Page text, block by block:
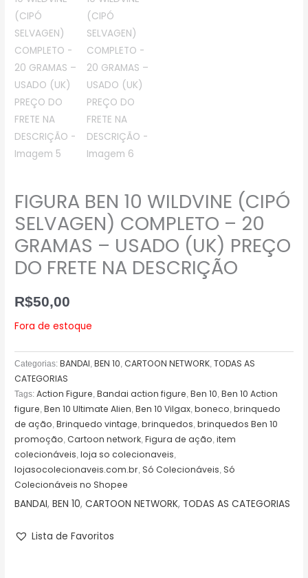
FIGURA BEN 10 WILDVINE (CIPÓ
SELVAGEN) COMPLETO – 20
GRAMAS – USADO (UK) PREÇO
DO FRETE NA DESCRIÇÃO
R$50,00
Fora de estoque
Categorias: BANDAI, BEN 10,CARTOON NETWORK,TODAS AS
CATEGORIAS
Tags:Action Figure, Bandai action figure, Ben 10, Ben 10 Action
figure, Ben 10 Ultimate Alien, Ben 10 Vilgax, boneco, brinquedo
de ação, Brinquedo vintage, brinquedos, brinquedos Ben 10
promoção,Cartoon network, Figura de ação,item
colecionáveis, loja so colecionaveis,
lojasocolecionaveis.com.br,Só Colecionáveis,Só
Colecionáveis no Shopee
BANDAI,BEN 10,CARTOON NETWORK, TODAS AS CATEGORIAS
Lista de Favoritos